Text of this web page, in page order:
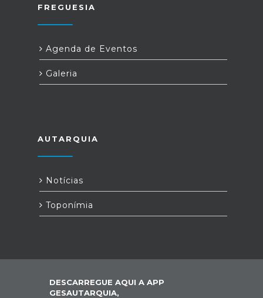
FREGUESIA
Agenda de Eventos
Galeria
AUTARQUIA
Notícias
Toponímia
DESCARREGUE AQUI A APP
GESAUTARQUIA,